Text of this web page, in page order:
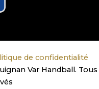
de confidentialité
Var Handball. Tous